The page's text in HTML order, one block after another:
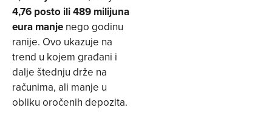
4,76 posto ili 489 milijuna
eura manje nego godinu
ranije. Ovo ukazuje na
trend u kojem građani i
dalje štednju drže na
računima, ali manje u
obliku oročenih depozita.